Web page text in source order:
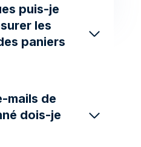
puis-je
les
paniers
mails de
dois-je